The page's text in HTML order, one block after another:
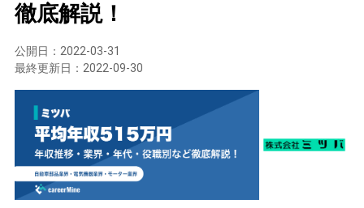
徹底解説！
公開日： 2022-03-31
最終更新日： 2022-09-30